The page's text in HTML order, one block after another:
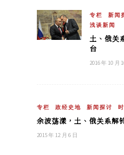
专栏 新闻
浅谈新闻
土、俄关
台
2016 年 10 月
专栏 政经史地 新闻探讨
余波荡漾，土、俄关系解
2015 年 12 月 6 日